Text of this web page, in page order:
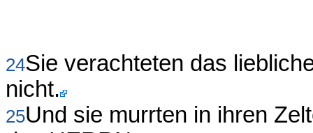
24Sie verachteten das
nicht.
25Und sie murrten in ihren